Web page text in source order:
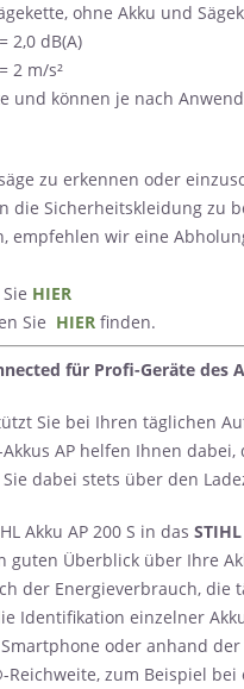
ohne Akku und
2,0 dB(A)
2 m/s²
und können je nach
zu erkennen oder
die Sicherheitskleidung zu
empfehlen wir eine
HIER
Sie HIER finden.
für Profi-Geräte des
Sie bei Ihren täglichen
AP helfen Ihnen
dabei stets über den
Akku AP 200 S in das
guten Überblick über Ihre
der Energieverbrauch,
Identifikation einzelner
oder anhand
-Reichweite, zum Beispiel